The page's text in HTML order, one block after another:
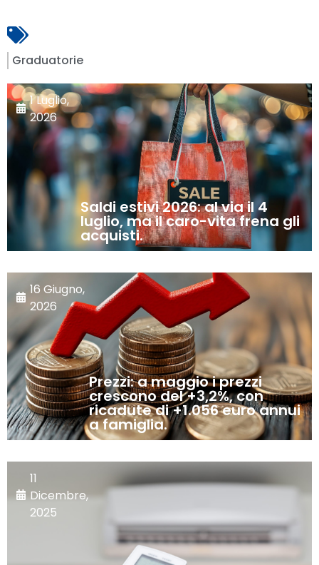
Graduatorie
1 Luglio,
2026
Saldi estivi 2026: al via il 4
luglio, ma il caro-vita frena gli
acquisti.
16 Giugno,
2026
Prezzi: a maggio i prezzi
crescono del +3,2%, con
ricadute di +1.056 euro annui
a famiglia.
11
Dicembre,
2025